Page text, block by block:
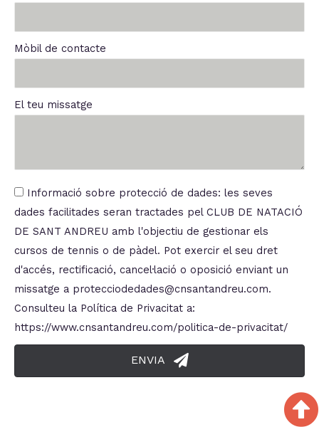
Mòbil de contacte
El teu missatge
Informació sobre protecció de dades: les seves
dades facilitades seran tractades pel CLUB DE NATACIÓ
DE SANT ANDREU amb l'objectiu de gestionar els
cursos de tennis o de pàdel. Pot exercir el seu dret
d'accés, rectificació, cancel·lació o oposició enviant un
missatge a protecciodedades@cnsantandreu.com.
Consulteu la Política de Privacitat a:
https://www.cnsantandreu.com/politica-de-privacitat/
ENVIA